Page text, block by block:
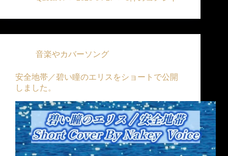
音楽やカバーソング
安全地帯／碧い瞳のエリスをショートで公開
しました。